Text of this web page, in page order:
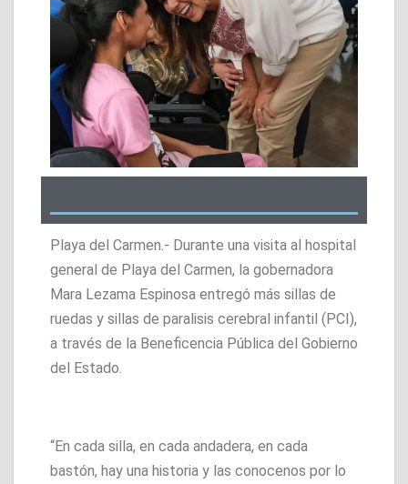
Playa del Carmen.- Durante una visita al hospital
general de Playa del Carmen, la gobernadora
Mara Lezama Espinosa entregó más sillas de
ruedas y sillas de paralisis cerebral infantil (PCI),
a través de la Beneficencia Pública del Gobierno
del Estado.
“En cada silla, en cada andadera, en cada
bastón, hay una historia y las conocenos por lo